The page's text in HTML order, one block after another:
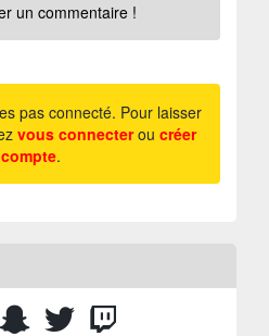
un commentaire !
pas connecté. Pour laisser
vous connecterou créer
.